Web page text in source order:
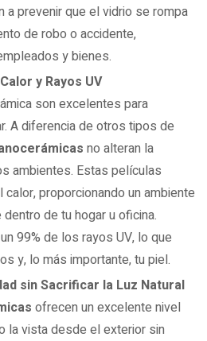
a prevenir que el vidrio se rompa
de robo o accidente,
y bienes.
y Rayos UV
son excelentes para
A diferencia de otros tipos de
no alteran la
ambientes. Estas películas
proporcionando un ambiente
de tu hogar u oficina.
99% de los rayos UV, lo que
y, lo más importante, tu piel.
sin Sacrificar la Luz Natural
ofrecen un excelente nivel
la vista desde el exterior sin